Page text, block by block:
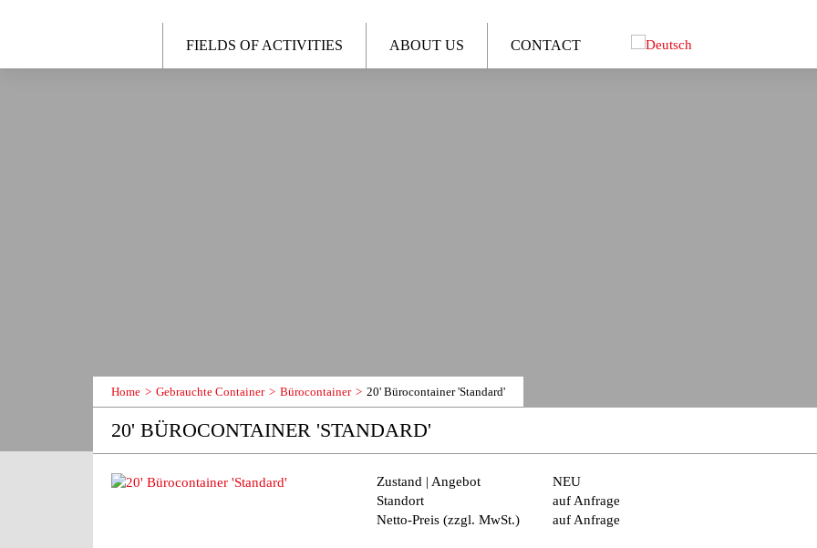
FIELDS OF ACTIVITIES ABOUT US CONTACT
Home Gebrauchte Container Bürocontainer 20' Bürocontainer 'Standard'
20' BÜROCONTAINER 'STANDARD'
Zustand | Angebot
NEU
Standort
auf Anfrage
Netto-Preis (zzgl. MwSt.)
auf Anfrage